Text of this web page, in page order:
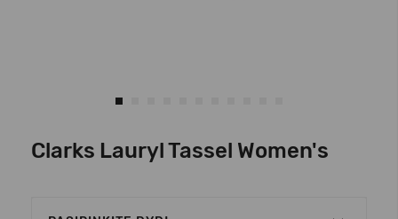
Clarks Lauryl Tassel Women's